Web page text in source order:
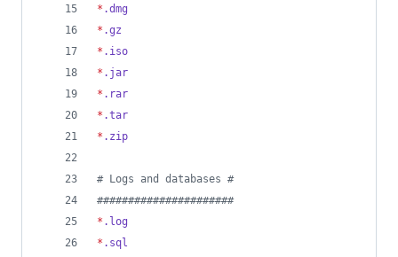
* .dmg
* .gz
* .iso
* .jar
* .rar
* .tar
* .zip
# Logs and databases #
######################
* .log
* .sql